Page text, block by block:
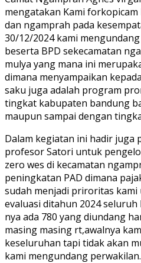
mengatakan Kami
dan ngamprah pada
30/12/2024 kami
beserta BPD sekecamatan
mulya yang mana ini
dimana menyampaikan
saku juga adalah program
tingkat kabupaten bandung
maupun sampai dengan
Dalam kegiatan ini hadir juga
profesor Satori untuk
zero wes di kecamatan
peningkatan PAD dimana
sudah menjadi priroritas
evaluasi ditahun 2024 seluruh
nya ada 780 yang diundang
masing masing rt,awalnya
keseluruhan tapi tidak akan
kami mengundang perwakilan.